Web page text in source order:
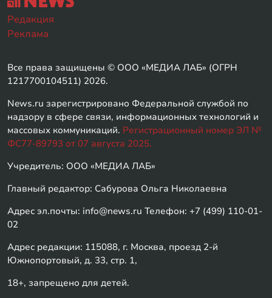
Редакция
Реклама
Все права защищены © ООО «МЕДИА ЛАБ» (ОГРН
1217700104511) 2026.
News.ru зарегистрировано Федеральной службой по
надзору в сфере связи, информационных технологий и
массовых коммуникаций. Регистрационный номер ЭЛ №
ФС77-89793 от 07 августа 2025.
Учредитель: ООО «МЕДИА ЛАБ»
Главный редактор: Сабурова Ольга Николаевна
Адрес эл.почты: info@news.ru Телефон: +7 (499) 110-01-
02
Адрес редакции: 115088, г. Москва, проезд 2-й
Южнопортовый, д. 33, стр. 1,
18+, запрещено для детей.